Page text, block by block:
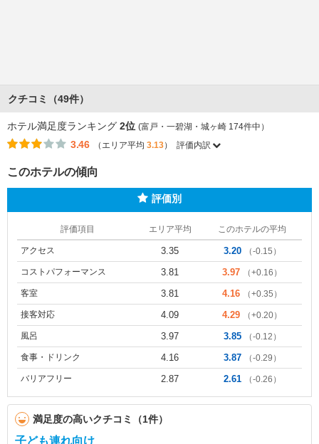
クチコミ（49件）
ホテル満足度ランキング 2位 (富戸・一碧湖・城ヶ崎 174件中）
3.46 （エリア平均 3.13） 評価内訳
このホテルの傾向
評価別
評価項目 エリア平均 このホテルの平均
アクセス 3.35 3.20 （-0.15）
コストパフォーマンス 3.81 3.97 （+0.16）
客室 3.81 4.16 （+0.35）
接客対応 4.09 4.29 （+0.20）
風呂 3.97 3.85 （-0.12）
食事・ドリンク 4.16 3.87 （-0.29）
バリアフリー 2.87 2.61 （-0.26）
満足度の高いクチコミ（1件）
子ども連れ向け